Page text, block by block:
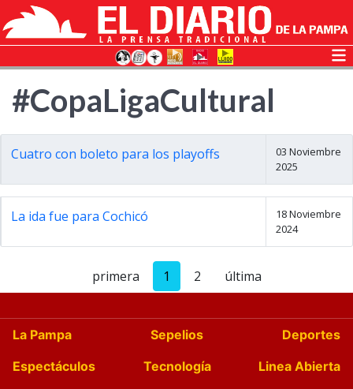
#CopaLigaCultural
Cuatro con boleto para los playoffs
03 Noviembre
2025
La ida fue para Cochicó
18 Noviembre
2024
primera 1 2 última
La Pampa Sepelios
Deportes
Espectáculos
Tecnología
Linea Abierta